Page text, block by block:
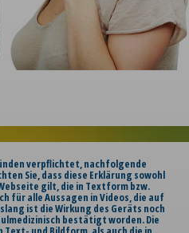
verpflichtet, nachfolgende
Sie, dass diese Erklärung sowohl
gilt, die in Textform bzw.
für alle Aussagen in Videos, die auf
ist die Wirkung des Geräts noch
bestätigt worden. Die